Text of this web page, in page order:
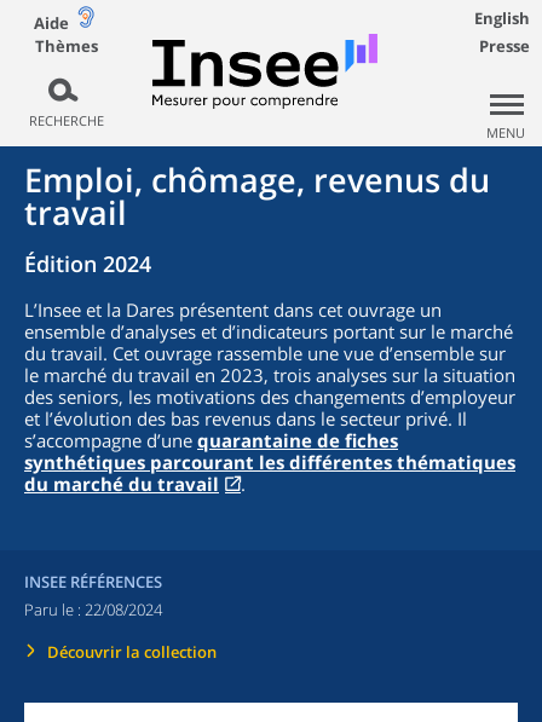
Aide
Thèmes
RECHERCHE
English
Presse
MENU
Emploi, chômage, revenus du
travail
Édition 2024
L’Insee et la Dares présentent dans cet ouvrage un
ensemble d’analyses et d’indicateurs portant sur le marché
du travail. Cet ouvrage rassemble une vue d’ensemble sur
le marché du travail en 2023, trois analyses sur la situation
des seniors, les motivations des changements d’employeur
et l’évolution des bas revenus dans le secteur privé. Il
s’accompagne d’une quarantaine de fiches
synthétiques parcourant les différentes thématiques
du marché du travail
.
INSEE RÉFÉRENCES
Paru le : 22/08/2024
Découvrir la collection